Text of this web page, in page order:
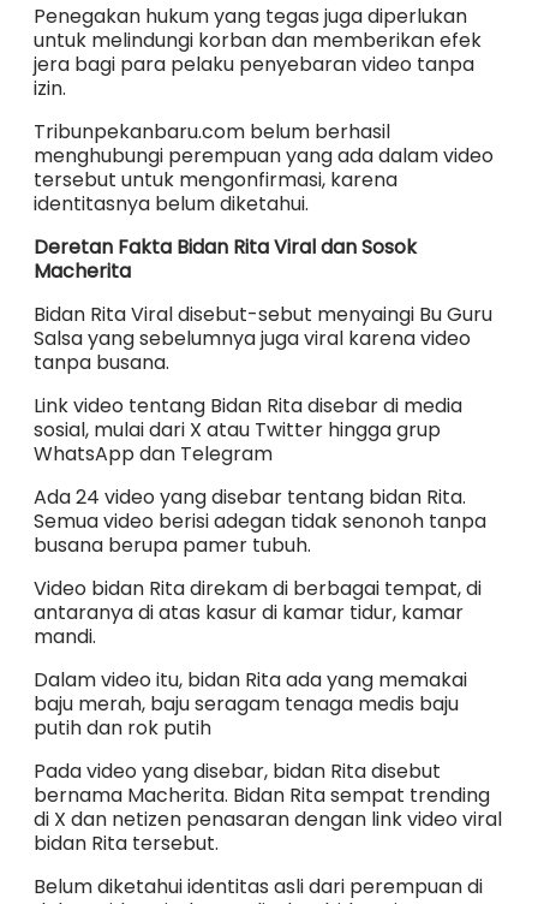
Penegakan hukum yang tegas juga diperlukan
untuk melindungi korban dan memberikan efek
jera bagi para pelaku penyebaran video tanpa
izin.
Tribunpekanbaru.com belum berhasil
menghubungi perempuan yang ada dalam video
tersebut untuk mengonfirmasi, karena
identitasnya belum diketahui.
Deretan Fakta Bidan Rita Viral dan Sosok
Macherita
Bidan Rita Viral disebut-sebut menyaingi Bu Guru
Salsa yang sebelumnya juga viral karena video
tanpa busana.
Link video tentang Bidan Rita disebar di media
sosial, mulai dari X atau Twitter hingga grup
WhatsApp dan Telegram
Ada 24 video yang disebar tentang bidan Rita.
Semua video berisi adegan tidak senonoh tanpa
busana berupa pamer tubuh.
Video bidan Rita direkam di berbagai tempat, di
antaranya di atas kasur di kamar tidur, kamar
mandi.
Dalam video itu, bidan Rita ada yang memakai
baju merah, baju seragam tenaga medis baju
putih dan rok putih
Pada video yang disebar, bidan Rita disebut
bernama Macherita. Bidan Rita sempat trending
di X dan netizen penasaran dengan link video viral
bidan Rita tersebut.
Belum diketahui identitas asli dari perempuan di